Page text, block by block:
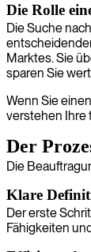
Die Rolle
Die Suche
Marktes. Sie
sparen Sie
Wenn Sie
verstehen Ihre
Der
Die
Klare
Der erste
Fähigkeiten